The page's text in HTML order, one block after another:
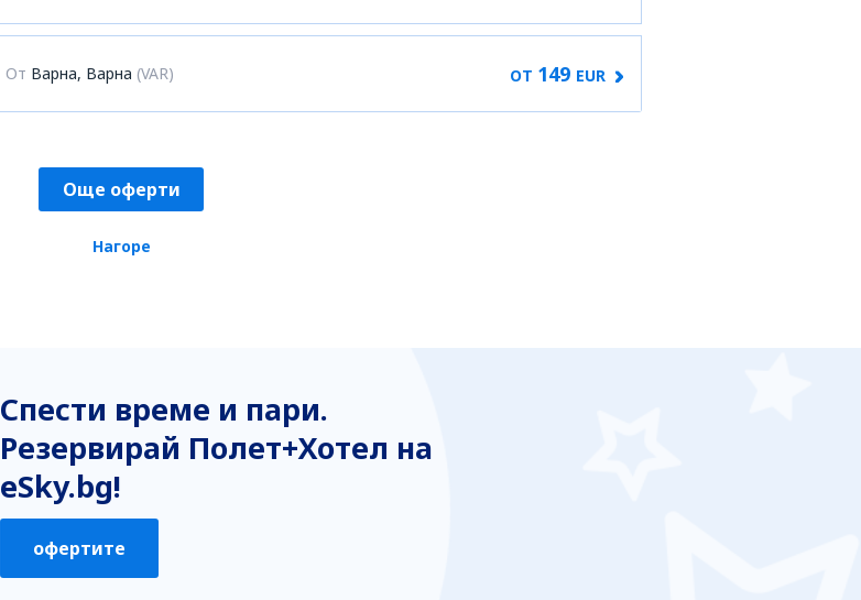
От Варна, Варна (VAR) ОТ 149 EUR
Още оферти
Нагоре
Спести време и пари.
Резервирай Полет+Хотел на
eSky.bg!
офертите